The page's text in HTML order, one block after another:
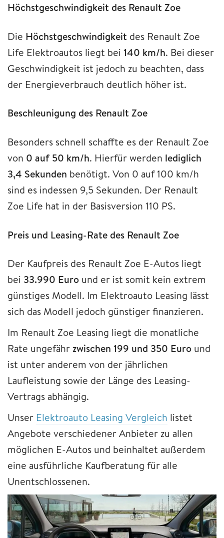
Höchstgeschwindigkeit des Renault Zoe
Die Höchstgeschwindigkeit des Renault Zoe
Life Elektroautos liegt bei 140 km/h. Bei dieser
Geschwindigkeit ist jedoch zu beachten, dass
der Energieverbrauch deutlich höher ist.
Beschleunigung des Renault Zoe
Besonders schnell schaffte es der Renault Zoe
von 0 auf 50 km/h. Hierfür werden lediglich
3,4 Sekunden benötigt. Von 0 auf 100 km/h
sind es indessen 9,5 Sekunden. Der Renault
Zoe Life hat in der Basisversion 110 PS.
Preis und Leasing-Rate des Renault Zoe
Der Kaufpreis des Renault Zoe E-Autos liegt
bei 33.990 Euro und er ist somit kein extrem
günstiges Modell. Im Elektroauto Leasing lässt
sich das Modell jedoch günstiger finanzieren.
Im Renault Zoe Leasing liegt die monatliche
Rate ungefährzwischen 199 und 350 Euro und
ist unter anderem von der jährlichen
Laufleistung sowie der Länge des Leasing-
Vertrags abhängig.
Unser Elektroauto Leasing Vergleich listet
Angebote verschiedener Anbieter zu allen
möglichen E-Autos und beinhaltet außerdem
eine ausführliche Kaufberatung für alle
Unentschlossenen.